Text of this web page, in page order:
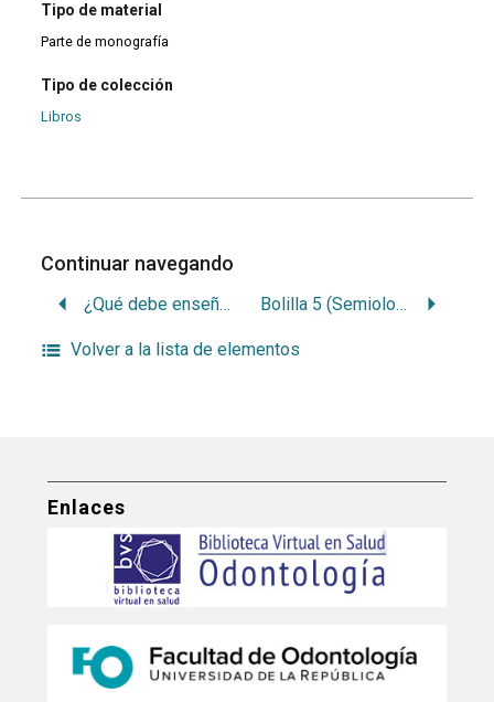
Tipo de material
Parte de monografía
Tipo de colección
Libros
Continuar navegando
¿Qué debe enseñarse en operatoria dental? Bolilla 5 (Semiología)
Volver a la lista de elementos
Enlaces